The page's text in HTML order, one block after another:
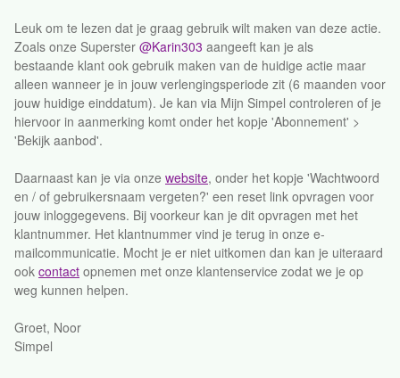
Leuk om te lezen dat je graag gebruik wilt maken van deze actie.
Zoals onze Superster @Karin303 aangeeft kan je als
bestaande klant ook gebruik maken van de huidige actie maar
alleen wanneer je in jouw verlengingsperiode zit (6 maanden voor
jouw huidige einddatum). Je kan via Mijn Simpel controleren of je
hiervoor in aanmerking komt onder het kopje 'Abonnement' >
'Bekijk aanbod'.
Daarnaast kan je via onze website, onder het kopje 'Wachtwoord
en / of gebruikersnaam vergeten?' een reset link opvragen voor
jouw inloggegevens. Bij voorkeur kan je dit opvragen met het
klantnummer. Het klantnummer vind je terug in onze e-
mailcommunicatie. Mocht je er niet uitkomen dan kan je uiteraard
ook contact opnemen met onze klantenservice zodat we je op
weg kunnen helpen.
Groet, Noor
Simpel